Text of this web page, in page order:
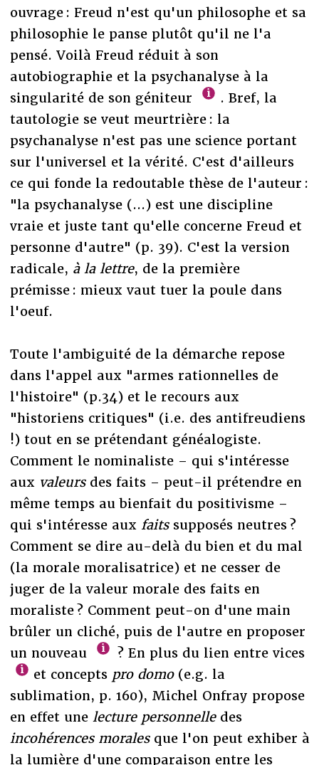
ouvrage : Freud n'est qu'un philosophe et sa
philosophie le panse plutôt qu'il ne l'a
pensé. Voilà Freud réduit à son
autobiographie et la psychanalyse à la
singularité de son géniteur
. Bref, la
tautologie se veut meurtrière : la
psychanalyse n'est pas une science portant
sur l'universel et la vérité. C'est d'ailleurs
ce qui fonde la redoutable thèse de l'auteur :
"la psychanalyse (...) est une discipline
vraie et juste tant qu'elle concerne Freud et
personne d'autre" (p. 39). C'est la version
radicale, à la lettre, de la première
prémisse : mieux vaut tuer la poule dans
l'oeuf.
Toute l'ambiguité de la démarche repose
dans l'appel aux "armes rationnelles de
l'histoire" (p.34) et le recours aux
"historiens critiques" (i.e. des antifreudiens
!) tout en se prétendant généalogiste.
Comment le nominaliste – qui s'intéresse
aux valeurs des faits – peut-il prétendre en
même temps au bienfait du positivisme –
qui s'intéresse aux faitssupposés neutres ?
Comment se dire au-delà du bien et du mal
(la morale moralisatrice) et ne cesser de
juger de la valeur morale des faits en
moraliste ? Comment peut-on d'une main
brûler un cliché, puis de l'autre en proposer
un nouveau
? En plus du lien entre vices
et concepts pro domo(e.g. la
sublimation, p. 160), Michel Onfray propose
en effet une lecture personnelledes
incohérences moralesque l'on peut exhiber à
la lumière d'une comparaison entre les